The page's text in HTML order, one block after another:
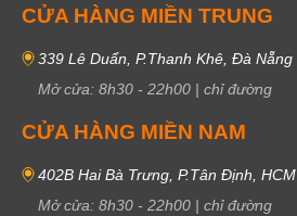
CỬA HÀNG MIỀN TRUNG
339 Lê Duẩn, P.Thanh Khê, Đà Nẵng
Mở cửa: 8h30 - 22h00 | chỉ đường
CỬA HÀNG MIỀN NAM
402B Hai Bà Trưng, P.Tân Định, HCM
Mở cửa: 8h30 - 22h00 | chỉ đường